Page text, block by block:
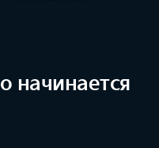
начинается